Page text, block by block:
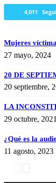
4,011
Mujeres
27 mayo, 2024
20 DE
20 septiembre,
LA
29 octubre, 2021
¿Qué es la
11 agosto, 2023